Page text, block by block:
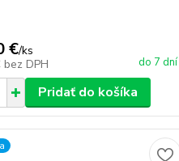
€/ks
bez DPH do 7 dní
Pridať do košíka